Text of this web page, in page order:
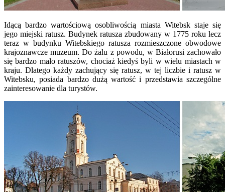
Idącą bardzo wartościową osobliwością miasta Witebsk staje się
jego miejski ratusz. Budynek ratusza zbudowany w 1775 roku lecz
teraz w budynku Witebskiego ratusza rozmieszczone obwodowe
krajoznawcze muzeum. Do żalu z powodu, w Białorusi zachowało
się bardzo mało ratuszów, chociaż kiedyś byli w wielu miastach w
kraju. Dlatego każdy zachujący się ratusz, w tej liczbie i ratusz w
Witebsku, posiada bardzo dużą wartość i przedstawia szczególne
zainteresowanie dla turystów.